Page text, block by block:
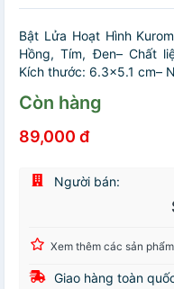
Bật Lửa Hoạt Hình
Hồng, Tím, Đen– Chất
Kích thước: 6.3×5.1 cm–
Còn hàng
89,000 đ
Người bán:
Xem thêm các sản phẩm
Giao hàng toàn